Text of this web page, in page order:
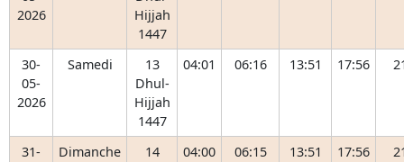
2026
Hijjah
1447
30-
05-
2026
Samedi
13
Dhul-
Hijjah
1447
04:01 06:16 13:51 17:56
31-
Dimanche
14
04:00 06:15 13:51 17:56